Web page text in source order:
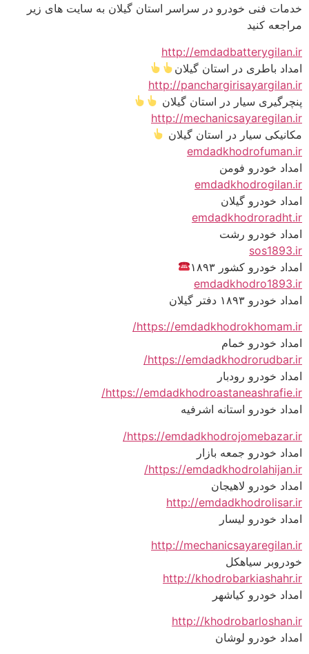
خدمات فنی خودرو در سراسر استان گیلان به سایت های زیر
مراجعه کنید
http://emdadbatterygilan.ir
امداد باطری در استان گیلان
http://panchargirisayargilan.ir
پنچرگیری سیار در استان گیلان
http://mechanicsayaregilan.ir
مکانیکی سیار در استان گیلان
emdadkhodrofuman.ir
امداد خودرو فومن
emdadkhodrogilan.ir
امداد خودرو گیلان
emdadkhodroradht.ir
امداد خودرو رشت
sos1893.ir
امداد خودرو کشور ۱۸۹۳
emdadkhodro1893.ir
امداد خودرو ۱۸۹۳ دفتر گیلان
https://emdadkhodrokhomam.ir/
امداد خودرو خمام
https://emdadkhodrorudbar.ir/
امداد خودرو رودبار
https://emdadkhodroastaneashrafie.ir/
امداد خودرو استانه اشرفیه
https://emdadkhodrojomebazar.ir/
امداد خودرو جمعه بازار
https://emdadkhodrolahijan.ir/
امداد خودرو لاهیجان
http://emdadkhodrolisar.ir
امداد خودرو لیسار
http://mechanicsayaregilan.ir
خودروبر سیاهکل
http://khodrobarkiashahr.ir
امداد خودرو کیاشهر
http://khodrobarloshan.ir
امداد خودرو لوشان